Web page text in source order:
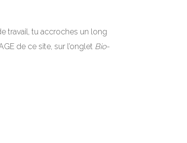
travail, tu accroches un long
de ce site, sur l’onglet Bio-